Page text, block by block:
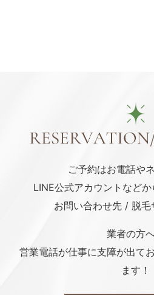
ご予約はお電話や
LINE公式アカウント などか
お問い合わせ先 / 脱毛
業者の方へ
営業電話が仕事に支障が出て
ます！